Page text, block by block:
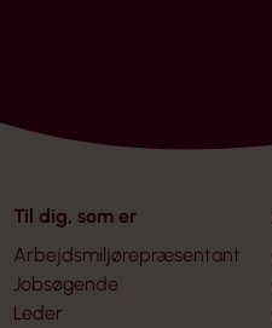
Til dig, som er
Arbejdsmiljørepræsentant
Jobsøgende
Leder